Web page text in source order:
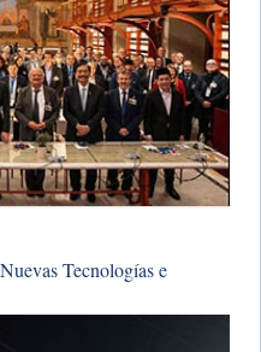
Tecnologías e